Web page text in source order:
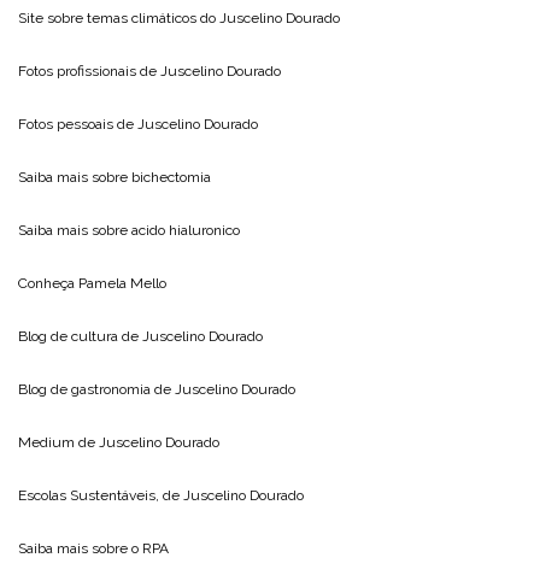
Site sobre temas climáticos do Juscelino Dourado
Fotos profissionais de Juscelino Dourado
Fotos pessoais de Juscelino Dourado
Saiba mais sobre bichectomia
Saiba mais sobre acido hialuronico
Conheça Pamela Mello
Blog de cultura de Juscelino Dourado
Blog de gastronomia de Juscelino Dourado
Medium de Juscelino Dourado
Escolas Sustentáveis, de Juscelino Dourado
Saiba mais sobre o RPA